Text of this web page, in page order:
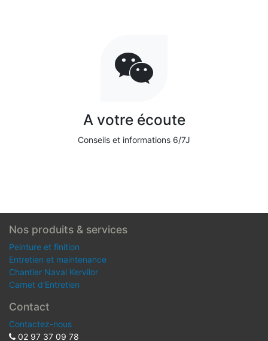
A votre écoute
Conseils et informations 6/7J
Nos produits & services
Peinture et finition
Entretien et maintenance
Chantier Naval Kervilor
Carnet d'Entretien
Contact
Contactez-nous
02 97 37 09 78